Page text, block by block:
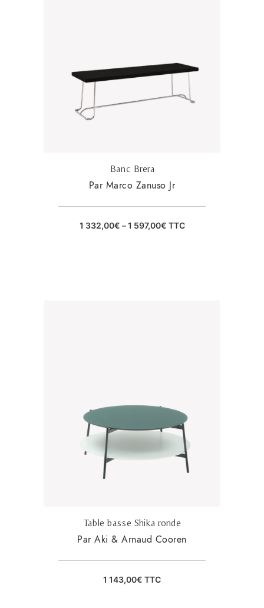
Banc Brera
Par Marco Zanuso Jr
1 332,00€ –1 597,00€ TTC
Table basse Shika ronde
Par Aki & Arnaud Cooren
1 143,00€ TTC